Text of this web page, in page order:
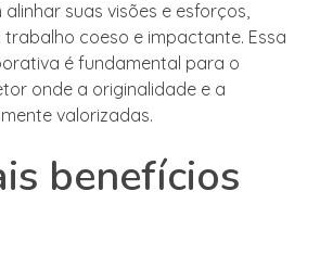
suas visões e esforços,
trabalho coeso e impactante. Essa
é fundamental para o
onde a originalidade e a
valorizadas.
benefícios